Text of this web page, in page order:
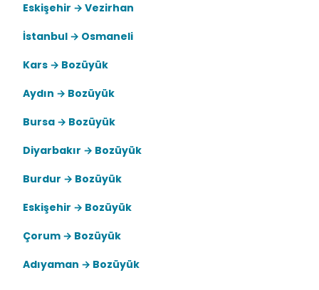
Eskişehir → Vezirhan
İstanbul → Osmaneli
Kars → Bozüyük
Aydın → Bozüyük
Bursa → Bozüyük
Diyarbakır → Bozüyük
Burdur → Bozüyük
Eskişehir → Bozüyük
Çorum → Bozüyük
Adıyaman → Bozüyük